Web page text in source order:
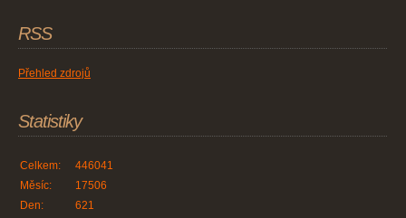
RSS
Přehled zdrojů
Statistiky
Celkem:
446041
Měsíc:
17506
Den:
621